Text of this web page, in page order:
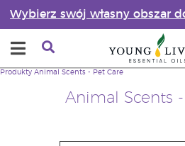
Wybierz swój własny obszar
Animal Scents
Produkty Animal Scents - Pet Care